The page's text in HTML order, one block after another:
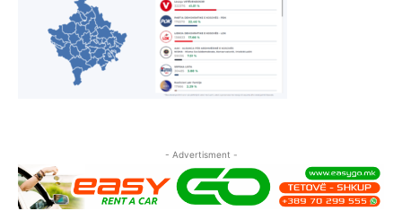
- Advertisment -